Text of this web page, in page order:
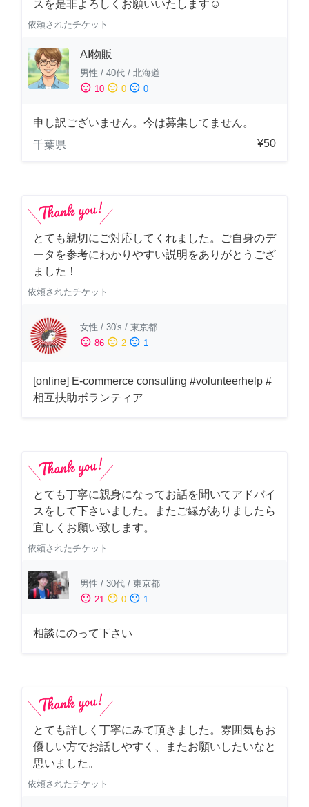
スを是非よろしくお願いいたします☺️
依頼されたチケット
AI物販
男性 / 40代 / 北海道
sentiment_satisfied 10 sentiment_neutral 0 sentiment_dissatisfied 0
申し訳ございません。今は募集してません。
千葉県
¥50
とても親切にご対応してくれました。ご自身のデ
ータを参考にわかりやすい説明をありがとうござ
ました！
依頼されたチケット
女性 / 30's / 東京都
sentiment_satisfied 86 sentiment_neutral 2 sentiment_dissatisfied 1
[online] E-commerce consulting #volunteerhelp #
相互扶助ボランティア
とても丁寧に親身になってお話を聞いてアドバイ
スをして下さいました。またご縁がありましたら
宜しくお願い致します。
依頼されたチケット
男性 / 30代 / 東京都
sentiment_satisfied 21 sentiment_neutral 0 sentiment_dissatisfied 1
相談にのって下さい
とても詳しく丁寧にみて頂きました。雰囲気もお
優しい方でお話しやすく、またお願いしたいなと
思いました。
依頼されたチケット